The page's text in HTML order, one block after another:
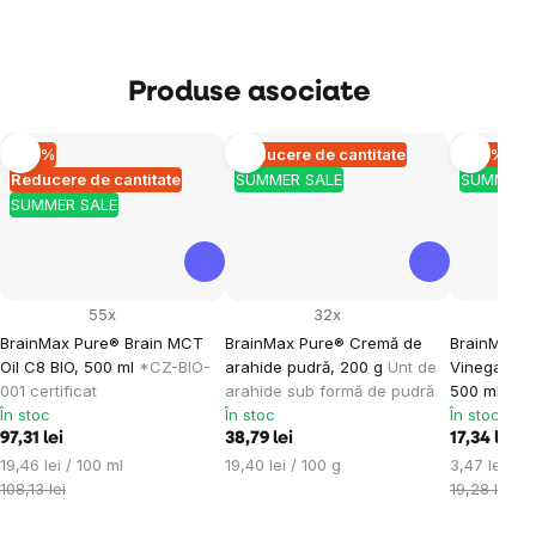
Produse asociate
Reducere de cantitate
SUMMER SALE
–10 %
BrainMax Pure® Brain MCT
Oil C8 BIO, 500 ml *CZ-BIO-
001 certificat
55x
În stoc
97,31 lei
Evaluare
preţ:
19,46 lei / 100 ml
108,13 lei
Reducere de cantitate
SUMMER SALE
BrainMax Pure® Cremă de
arahide pudră, 200 g Unt de
arahide sub formă de pudră
32x
În stoc
38,79 lei
Evaluare
19,40 lei / 100 g
SUMMER
–10 %
BrainMax
Vinegar,
500 ml
În stoc
17,34 lei
Evaluare
preţ:
3,47 lei /
19,28 lei